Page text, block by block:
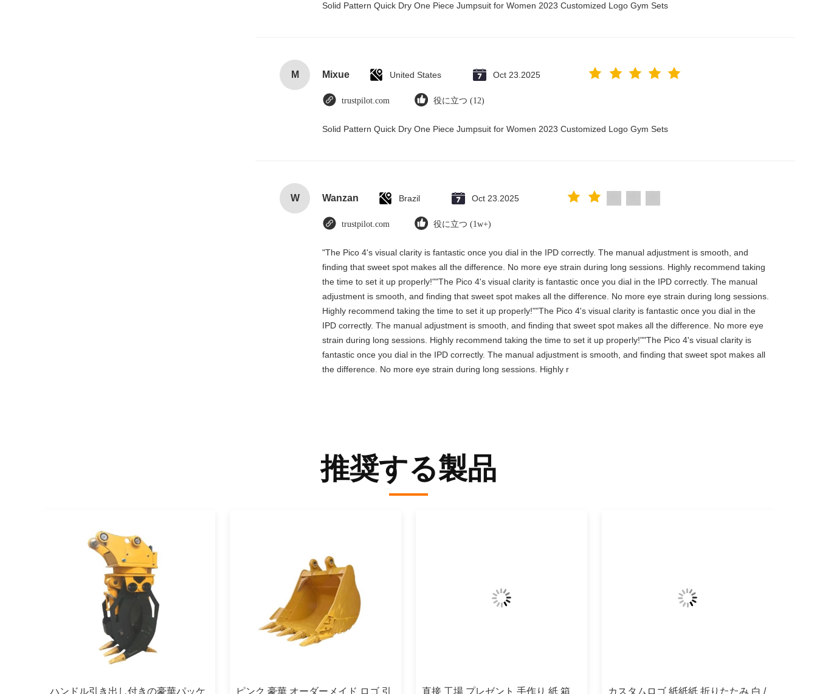
Solid Pattern Quick Dry One Piece Jumpsuit for Women 2023 Customized Logo Gym Sets
M Mixue United States Oct 23.2025
trustpilot.com 役に立つ (12)
Solid Pattern Quick Dry One Piece Jumpsuit for Women 2023 Customized Logo Gym Sets
W Wanzan Brazil Oct 23.2025
trustpilot.com 役に立つ (1w+)
"The Pico 4's visual clarity is fantastic once you dial in the IPD correctly. The manual adjustment is smooth, and
finding that sweet spot makes all the difference. No more eye strain during long sessions. Highly recommend taking
the time to set it up properly!""The Pico 4's visual clarity is fantastic once you dial in the IPD correctly. The manual
adjustment is smooth, and finding that sweet spot makes all the difference. No more eye strain during long sessions.
Highly recommend taking the time to set it up properly!""The Pico 4's visual clarity is fantastic once you dial in the
IPD correctly. The manual adjustment is smooth, and finding that sweet spot makes all the difference. No more eye
strain during long sessions. Highly recommend taking the time to set it up properly!""The Pico 4's visual clarity is
fantastic once you dial in the IPD correctly. The manual adjustment is smooth, and finding that sweet spot makes all
the difference. No more eye strain during long sessions. Highly r
推奨する製品
ハンドル引き出し付きの豪華パッケ ピンク 豪華 オーダーメイド ロゴ 引 直接 工場 プレゼント 手作り 紙 箱 カスタムロゴ 紙紙紙 折りたたみ 白 /